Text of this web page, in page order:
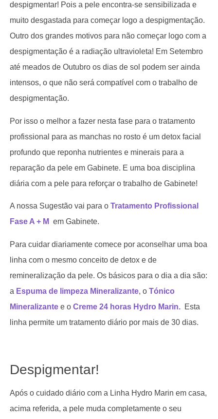
despigmentar! Pois a pele encontra-se sensibilizada e
muito desgastada para começar logo a despigmentação.
Outro dos grandes motivos para não começar logo com a
despigmentação é a radiação ultravioleta! Em Setembro
até meados de Outubro os dias de sol podem ser ainda
intensos, o que não será compatível com o trabalho de
despigmentação.
Por isso o melhor a fazer nesta fase para o tratamento
profissional para as manchas no rosto é um detox facial
profundo que reponha nutrientes e minerais para a
reparação da pele em Gabinete. E uma boa disciplina
diária com a pele para reforçar o trabalho de Gabinete!
A nossa Sugestão vai para o Tratamento Profissional
Fase A + M em Gabinete.
Para cuidar diariamente comece por aconselhar uma boa
linha com o mesmo conceito de detox e de
remineralização da pele. Os básicos para o dia a dia são:
a Espuma de limpeza Mineralizante, o Tónico
Mineralizante e o Creme 24 horas Hydro Marin. Esta
linha permite um tratamento diário por mais de 30 dias.
Despigmentar!
Após o cuidado diário com a Linha Hydro Marin em casa,
acima referida, a pele muda completamente o seu